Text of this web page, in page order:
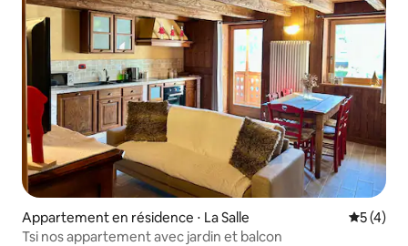
Appartement en résidence ⋅ La Salle
5 (4)
Tsi nos appartement avec jardin et balcon